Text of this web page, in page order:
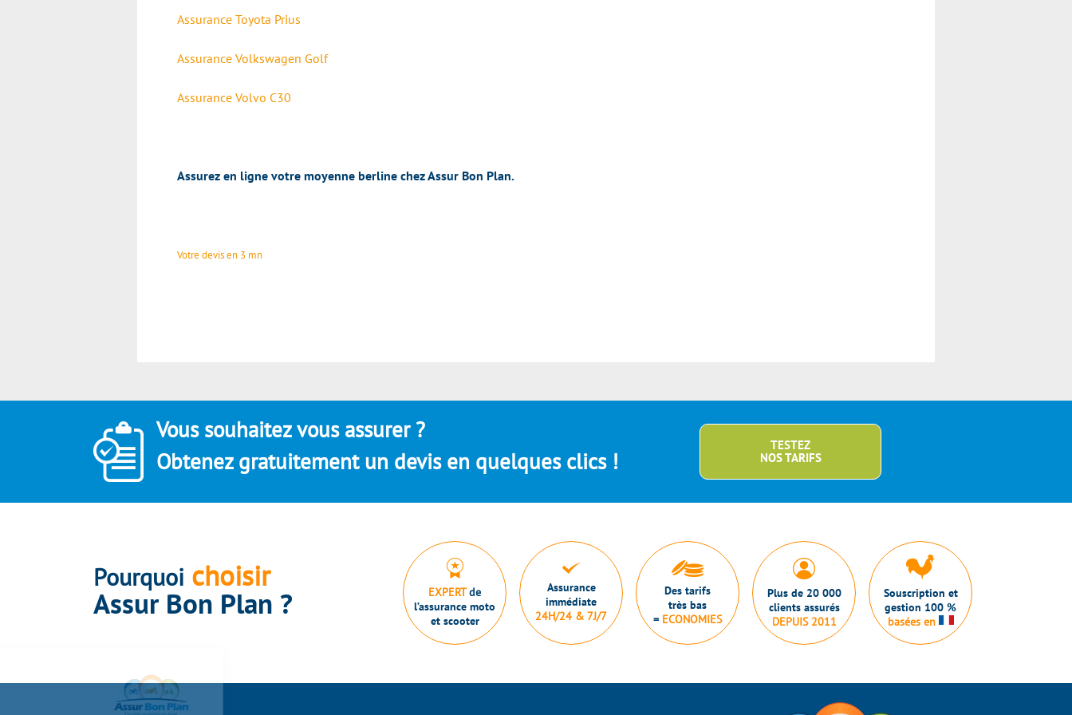
Nous utilisons des cookies qui nous
Assurance Toyota Prius
Assurance Volkswagen Golf
Assurance Volvo C30
Assurez en ligne votre moyenne berline chez Assur Bon Plan.
Votre devis en 3 mn
Vous souhaitez vous assurer ?
Obtenez gratuitement un devis en quelques clics !
TESTEZ
NOS TARIFS
Pourquoi choisir
Assur Bon Plan ? EXPERTde
l’assurance moto
et scooter
Assurance
immédiate
24H/24 & 7J/7
Des tarifs
très bas
= ECONOMIES
Plus de 20 000
clients assurés
DEPUIS 2011
Souscription et
gestion 100 %
basées en